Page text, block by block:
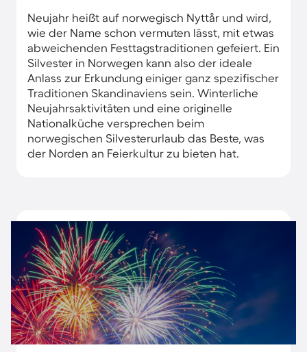
Neujahr heißt auf norwegisch Nyttår und wird,
wie der Name schon vermuten lässt, mit etwas
abweichenden Festtagstraditionen gefeiert. Ein
Silvester in Norwegen kann also der ideale
Anlass zur Erkundung einiger ganz spezifischer
Traditionen Skandinaviens sein. Winterliche
Neujahrsaktivitäten und eine originelle
Nationalküche versprechen beim
norwegischen Silvesterurlaub das Beste, was
der Norden an Feierkultur zu bieten hat.